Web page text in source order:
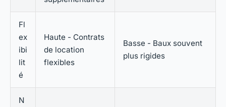
Fl
ex
ibi
lit
é
Haute - Contrats
de location
flexibles
Basse - Baux souvent
plus rigides
N